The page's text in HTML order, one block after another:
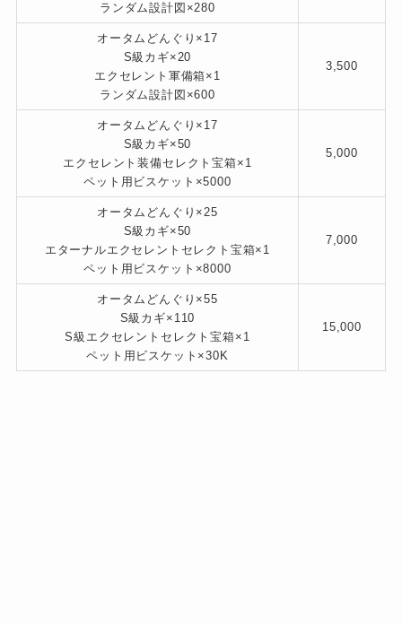
ランダム設計図×280
オータムどんぐり×17
S級カギ×20
エクセレント軍備箱×1
ランダム設計図×600
3,500
オータムどんぐり×17
S級カギ×50
エクセレント装備セレクト宝箱×1
ペット用ビスケット×5000
5,000
オータムどんぐり×25
S級カギ×50
エターナルエクセレントセレクト宝箱×1
ペット用ビスケット×8000
7,000
オータムどんぐり×55
S級カギ×110
S級エクセレントセレクト宝箱×1
ペット用ビスケット×30K
15,000